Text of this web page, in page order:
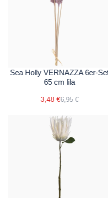
Sea Holly VERNAZZA 6er-
65 cm lila
3,48 €6,95 €